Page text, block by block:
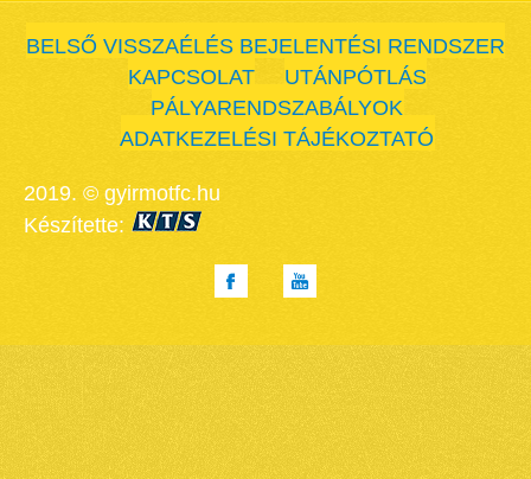
BELSŐ VISSZAÉLÉS BEJELENTÉSI RENDSZER
KAPCSOLAT
UTÁNPÓTLÁS
PÁLYARENDSZABÁLYOK
ADATKEZELÉSI TÁJÉKOZTATÓ
2019. © gyirmotfc.hu
Készítette: